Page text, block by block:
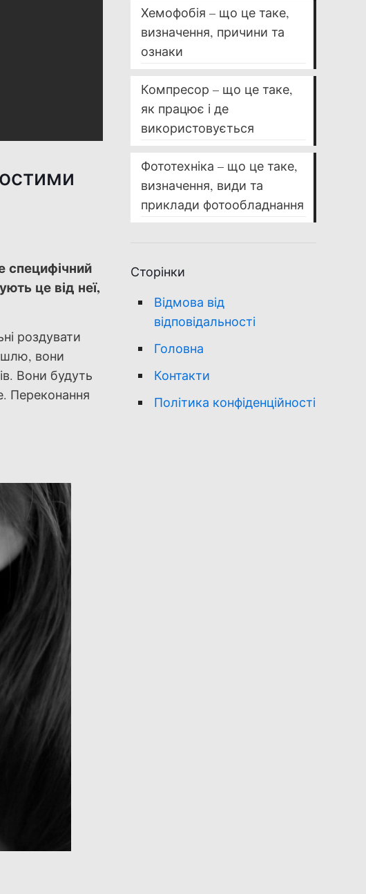
специфічний
це від неї,
роздувати
вони
Вони будуть
Переконання
Хемофобія – що це таке,
визначення, причини та
ознаки
Компресор – що це таке,
як працює і де
використовується
Фототехніка – що це таке,
визначення, види та
приклади фотообладнання
Сторінки
Відмова від
відповідальності
Головна
Контакти
Політика конфіденційності